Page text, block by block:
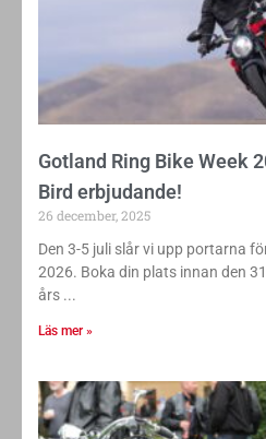
Gotland Ring Bike Week
Bird erbjudande!
26 december, 2025
Den 3-5 juli slår vi upp portarna
2026. Boka din plats innan den
års
Läs mer »